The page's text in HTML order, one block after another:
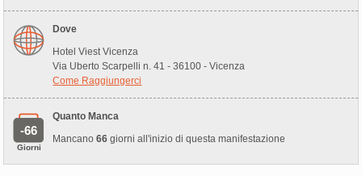
Dove
Hotel Viest Vicenza
Via Uberto Scarpelli n. 41 - 36100 - Vicenza
Come Raggiungerci
-66
Giorni
Quanto Manca
Mancano66 giorni all'inizio di questa manifestazione